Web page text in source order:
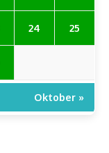
24 25
Oktober »